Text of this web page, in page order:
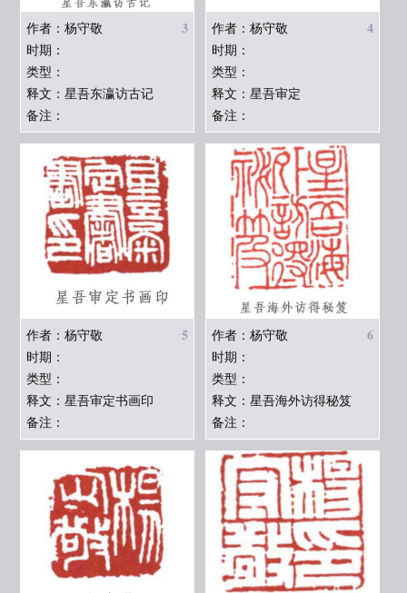
3
作者：杨守敬
时期：
类型：
释文：星吾东瀛访古记
备注：
4
作者：杨守敬
时期：
类型：
释文：星吾审定
备注：
5
作者：杨守敬
时期：
类型：
释文：星吾审定书画印
备注：
6
作者：杨守敬
时期：
类型：
释文：星吾海外访得秘笈
备注：